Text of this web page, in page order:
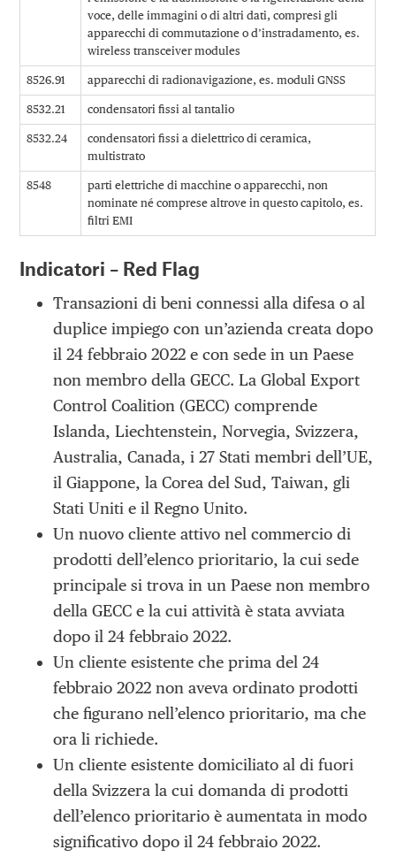
voce, delle immagini o di altri dati, compresi gli
apparecchi di commutazione o d’instradamento, es.
wireless transceiver modules
8526.91 apparecchi di radionavigazione, es. moduli GNSS
8532.21 condensatori fissi al tantalio
8532.24
condensatori fissi a dielettrico di ceramica,
multistrato
8548
parti elettriche di macchine o apparecchi, non
nominate né comprese altrove in questo capitolo, es.
filtri EMI
Indicatori – Red Flag
Transazioni di beni connessi alla difesa o al
duplice impiego con un’azienda creata dopo
il 24 febbraio 2022 e con sede in un Paese
non membro della GECC. La Global Export
Control Coalition (GECC) comprende
Islanda, Liechtenstein, Norvegia, Svizzera,
Australia, Canada, i 27 Stati membri dell’UE,
il Giappone, la Corea del Sud, Taiwan, gli
Stati Uniti e il Regno Unito.
Un nuovo cliente attivo nel commercio di
prodotti dell’elenco prioritario, la cui sede
principale si trova in un Paese non membro
della GECC e la cui attività è stata avviata
dopo il 24 febbraio 2022.
Un cliente esistente che prima del 24
febbraio 2022 non aveva ordinato prodotti
che figurano nell’elenco prioritario, ma che
ora li richiede.
Un cliente esistente domiciliato al di fuori
della Svizzera la cui domanda di prodotti
dell’elenco prioritario è aumentata in modo
significativo dopo il 24 febbraio 2022.